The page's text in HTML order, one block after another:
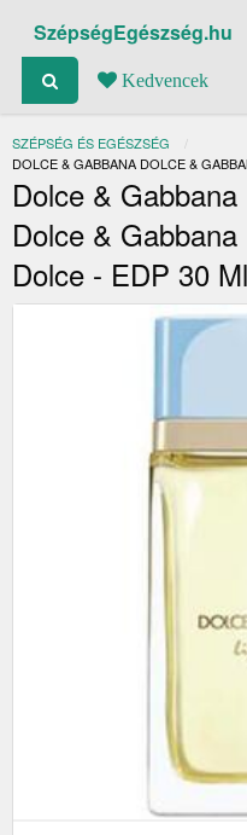
SzépségEgészség.hu
Kedvencek
SZÉPSÉG ÉS EGÉSZSÉG
JELENLEGI:
DOLCE & GABBANA DOLCE &
Dolce & Gabbana
Dolce & Gabbana
Dolce - EDP 30 Ml